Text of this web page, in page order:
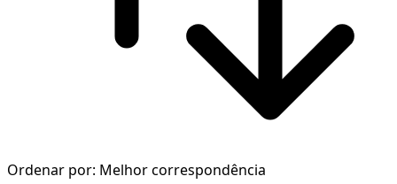
Ordenar por: Melhor correspondência